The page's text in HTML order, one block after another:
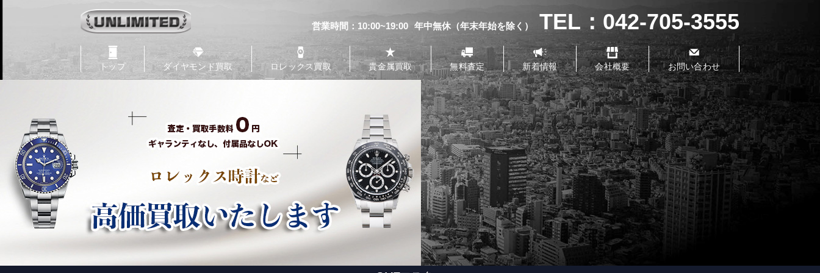
トップ ダイヤモンド買取 ロレックス買取 貴金属買取 無料査定 新着情報 会社概要 お問い合わせ
営業時間：10:00~19:00 年中無休（年末年始を除く） TEL：042-705-3555